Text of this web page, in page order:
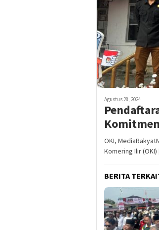
Agustus 28, 2024
OKI,
Komering Ilir
BERITA